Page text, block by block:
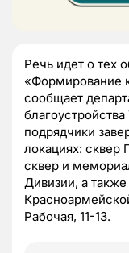
Речь идет о тех
«Формирование
сообщает
подрядчики
локациях: сквер
сквер и
Дивизии, а
Рабочая, 11-13.